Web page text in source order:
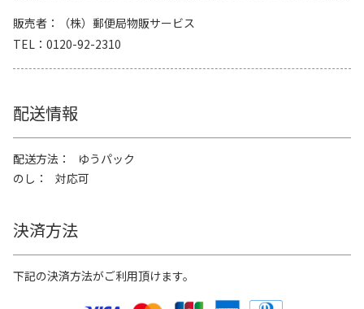
販売者
（株）郵便局物販サービス
TEL
0120-92-2310
配送情報
配送方法
ゆうパック
のし
対応可
決済方法
下記の決済方法がご利用頂けます。